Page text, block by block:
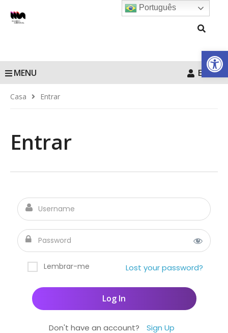
Barra de
MENU Entrar
Casa Entrar
Entrar
Lembrar-me Lost your password?
Don't have an account? Sign Up
Português